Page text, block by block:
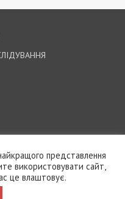
ЗАХИЩЕНІ
представлення
використовувати сайт,
це влаштовує.